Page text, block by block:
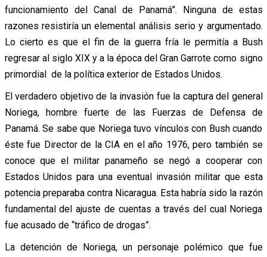
funcionamiento del Canal de Panamá”. Ninguna de estas
razones resistiría un elemental análisis serio y argumentado.
Lo cierto es que el fin de la guerra fría le permitía a Bush
regresar al siglo XIX y a la época del Gran Garrote como signo
primordial de la política exterior de Estados Unidos.
El verdadero objetivo de la invasión fue la captura del general
Noriega, hombre fuerte de las Fuerzas de Defensa de
Panamá. Se sabe que Noriega tuvo vínculos con Bush cuando
éste fue Director de la CIA en el año 1976, pero también se
conoce que el militar panameño se negó a cooperar con
Estados Unidos para una eventual invasión militar que esta
potencia preparaba contra Nicaragua. Esta habría sido la razón
fundamental del ajuste de cuentas a través del cual Noriega
fue acusado de “tráfico de drogas”.
La detención de Noriega, un personaje polémico que fue